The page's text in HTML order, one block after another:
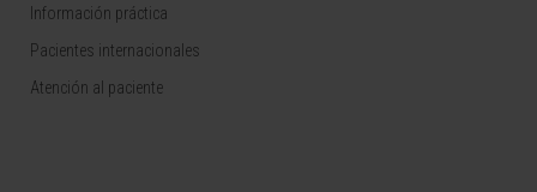
Información práctica
Pacientes internacionales
Atención al paciente